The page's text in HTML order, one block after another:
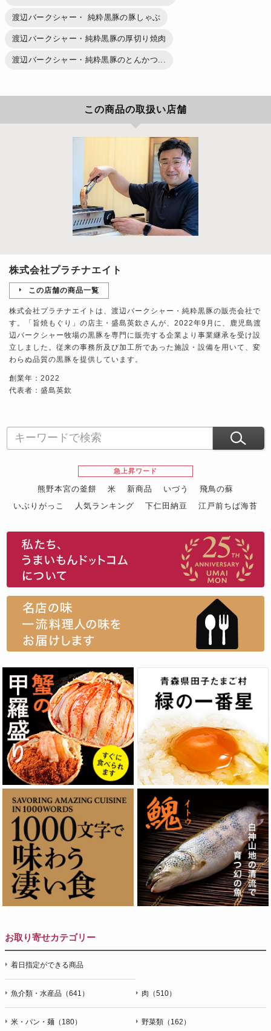
渡辺バークシャー・ 純粋黒豚の豚しゃぶ
渡辺バークシャー・純粋黒豚の厚切り焼肉
渡辺バークシャー・純粋黒豚のとんかつ...
この商品の取扱い店舗
株式会社プラチナエイト
この店舗の商品一覧
株式会社プラチナエイトは、渡辺バークシャー・純粋黒豚の販売会社で
す。「旨焼もぐり」の店主・盛島英欽さんが、2022年9月に、鹿児島渡
辺バークシャー牧場の黒豚を専門に販売する企業より事業継承を受け設
立しました。従来の事務所及び加工所であった施設・設備を用いて、変
わらぬ品質の黒豚を提供しています。
創業年：2022
代表者：盛島英欽
急上昇ワード
熊野本宮の釜餅 米 新商品 いづう
飛鳥の蘇
いぶりがっこ
人気ランキング 下仁田納豆
江戸前ちば海苔
お取り寄せカテゴリー
着日指定ができる商品
魚介類・水産品（641） 肉（510）
米・パン・麺（180） 野菜類（162）